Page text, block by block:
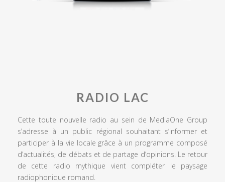
RADIO LAC
Cette toute nouvelle radio au sein de MediaOne Group
s’adresse à un public régional souhaitant s’informer et
participer à la vie locale grâce à un programme composé
d’actualités, de débats et de partage d’opinions. Le retour
de cette radio mythique vient compléter le paysage
radiophonique romand.